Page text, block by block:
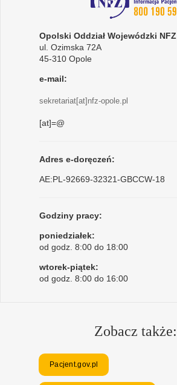
Opolski Oddział Wojewódzki NFZ
ul. Ozimska 72A
45-310 Opole
e-mail:
sekretariat[at]nfz-opole.pl
[at]=@
Adres e-doręczeń:
AE:PL-92669-32321-GBCCW-18
Godziny pracy:
poniedziałek:
od godz. 8:00 do 18:00
wtorek-piątek:
od godz. 8:00 do 16:00
Zobacz także:
Pacjent.gov.pl